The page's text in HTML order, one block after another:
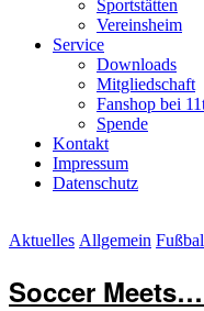
Sportstätten
Vereinsheim
Service
Downloads
Mitgliedschaft
Fanshop bei
Spende
Kontakt
Impressum
Datenschutz
Aktuelles Allgemein
Soccer